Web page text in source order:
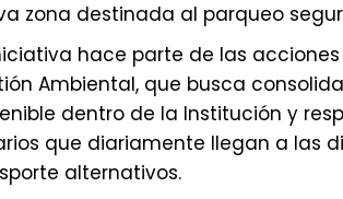
zona destinada al parqueo
hace parte de las
Ambiental, que busca
dentro de la Institución y
que diariamente llegan a las
alternativos.